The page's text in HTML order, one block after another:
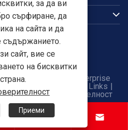
нас
НИ
Shunchen Hongye Enterprise
права запазени.
Links |
| Политика за поверителност
 
за да ви
сърфиране, да
на сайта и да
съдържанието.
сайт, вие се
на бисквитки
Приеми